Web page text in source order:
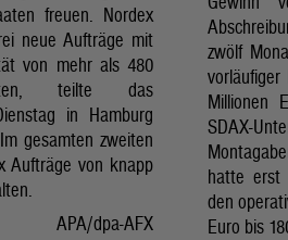
freuen. Nordex
neue Aufträge mit
von mehr als 480
teilte das
in Hamburg
gesamten zweiten
Aufträge von knapp
APA/dpa-AFX
zwölf
Millionen
SDAX-
hatte erst
den
Euro bis